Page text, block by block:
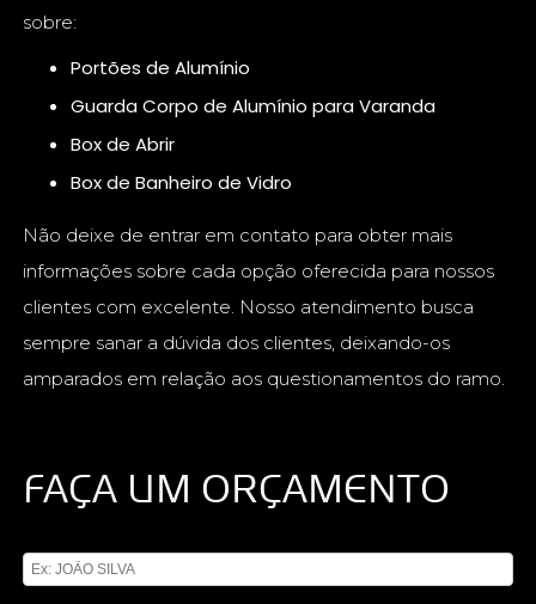
sobre:
Portões de Alumínio
Guarda Corpo de Alumínio para Varanda
Box de Abrir
Box de Banheiro de Vidro
Não deixe de entrar em contato para obter mais
informações sobre cada opção oferecida para nossos
clientes com excelente. Nosso atendimento busca
sempre sanar a dúvida dos clientes, deixando-os
amparados em relação aos questionamentos do ramo.
FAÇA UM ORÇAMENTO